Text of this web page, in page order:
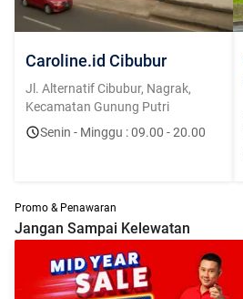
Caroline.id Cibubur
Jl. Alternatif Cibubur, Nagrak,
Kecamatan Gunung Putri
Senin - Minggu : 09.00 - 20.00
Promo & Penawaran
Jangan Sampai Kelewatan